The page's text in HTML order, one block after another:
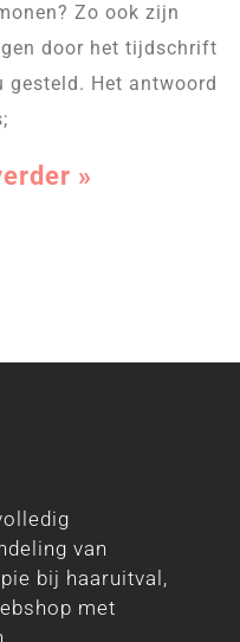
Zo ook zijn
door het tijdschrift
gesteld. Het antwoord
»
van
bij haaruitval,
met